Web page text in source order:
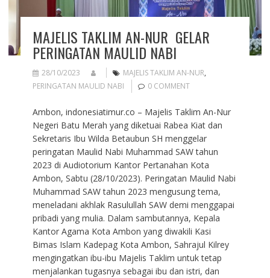
MAJELIS TAKLIM AN-NUR GELAR
PERINGATAN MAULID NABI
28/10/2023 MAJELIS TAKLIM AN-NUR,
PERINGATAN MAULID NABI
0 COMMENT
Ambon, indonesiatimur.co – Majelis Taklim An-Nur
Negeri Batu Merah yang diketuai Rabea Kiat dan
Sekretaris Ibu Wilda Betaubun SH menggelar
peringatan Maulid Nabi Muhammad SAW tahun
2023 di Audiotorium Kantor Pertanahan Kota
Ambon, Sabtu (28/10/2023). Peringatan Maulid Nabi
Muhammad SAW tahun 2023 mengusung tema,
meneladani akhlak Rasulullah SAW demi menggapai
pribadi yang mulia. Dalam sambutannya, Kepala
Kantor Agama Kota Ambon yang diwakili Kasi
Bimas Islam Kadepag Kota Ambon, Sahrajul Kilrey
mengingatkan ibu-ibu Majelis Taklim untuk tetap
menjalankan tugasnya sebagai ibu dan istri, dan